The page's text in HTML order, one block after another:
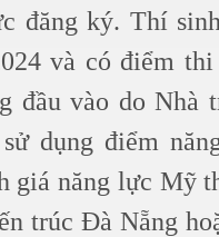
đăng ký. Thí
và có điểm
đầu vào do
dụng điểm
giá năng lực Mỹ
trúc Đà Nẵng